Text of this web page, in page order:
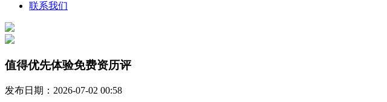
联系我们
值得优先体验免费资历评
发布日期：2026-07-02 00:58